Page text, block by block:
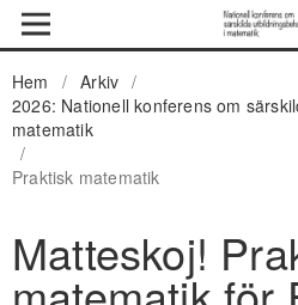
Hem / Arkiv /
2026: Nationell konferens om
matematik
/
Praktisk matematik
Matteskoj!